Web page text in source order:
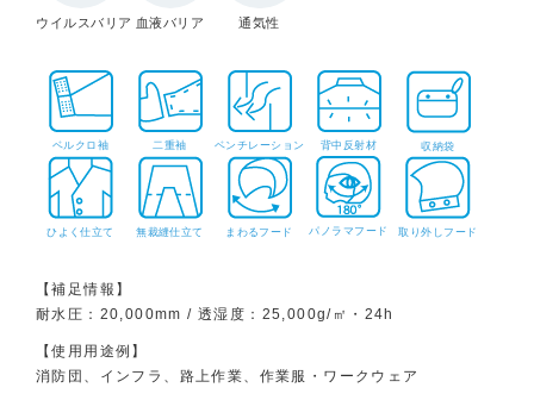
ウイルスバリア 血液バリア 通気性
ベルクロ袖 二重袖 ベンチレーション 背中反射材 収納袋
ひよく仕立て 無裁縫仕立て まわるフード パノラマフード 取り外しフード
【補足情報】
耐水圧：20,000mm / 透湿度：25,000g/㎡・24h
【使用用途例】
消防団、インフラ、路上作業、作業服・ワークウェア